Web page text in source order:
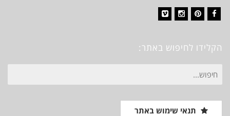
הקלידו לחיפוש באתר:
חיפוש
עבור:
תנאי שימוש באתר